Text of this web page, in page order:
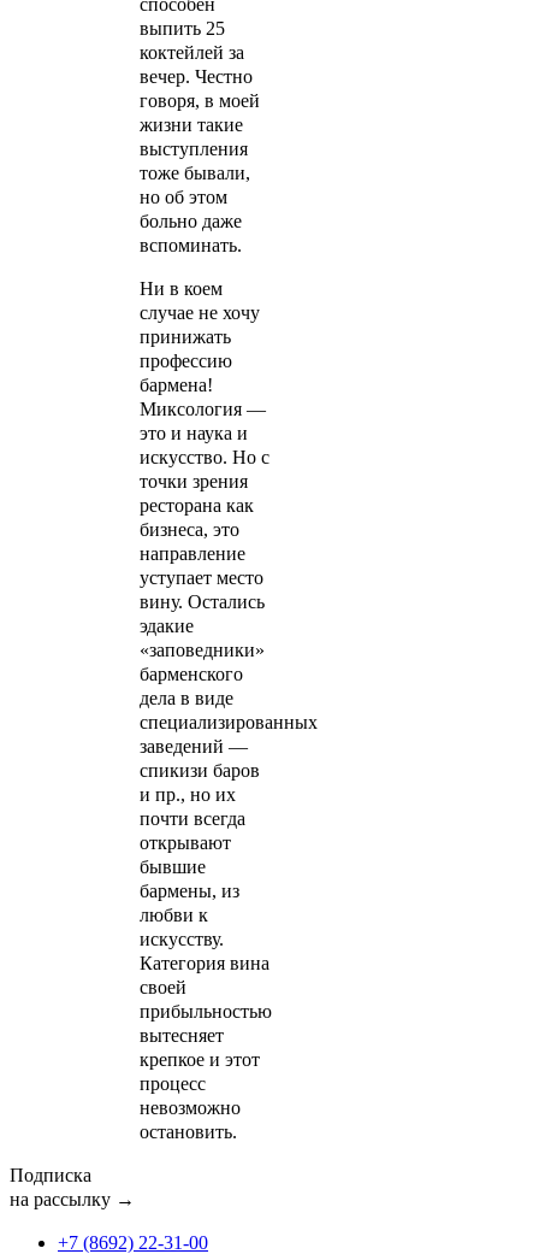
выпить 25
коктейлей за
вечер. Честно
говоря, в моей
жизни такие
выступления
тоже бывали,
но об этом
больно даже
вспоминать.
Ни в коем
случае не хочу
принижать
профессию
бармена!
Миксология —
это и наука и
искусство. Но с
точки зрения
ресторана как
бизнеса, это
направление
уступает место
вину. Остались
эдакие
«заповедники»
барменского
дела в виде
специализированных
заведений —
спикизи баров
и пр., но их
почти всегда
открывают
бывшие
бармены, из
любви к
искусству.
Категория вина
своей
прибыльностью
вытесняет
крепкое и этот
процесс
невозможно
остановить.
Подписка
на рассылку →
+7 (8692) 22‑31‑00